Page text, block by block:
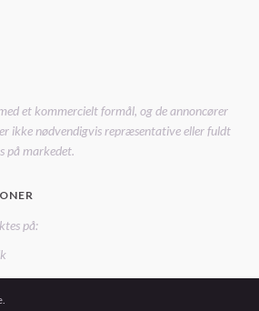
et kommercielt formål, og de annoncører
ikke nødvendigvis repræsentative eller fuldt
på markedet.
på: